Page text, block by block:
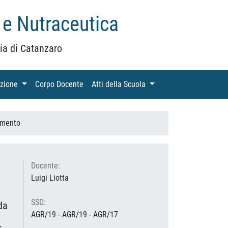
Nutraceutica
di Catanzaro
(current)Corpo Docente (current)
Atti della Scuola (current)
Docente:
Luigi Liotta
SSD:
AGR/19 - AGR/19 - AGR/17